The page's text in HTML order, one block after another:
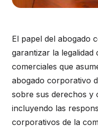
El papel del abogado
garantizar la legalidad
comerciales que
abogado corporativo
sobre sus derechos y
incluyendo las
corporativos de la